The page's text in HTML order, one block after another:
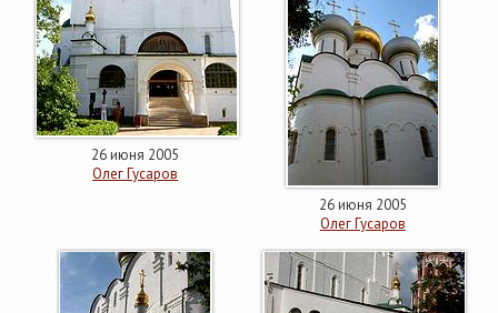
26 июня 2005
Олег Гусаров
26 июня 2005
Олег Гусаров